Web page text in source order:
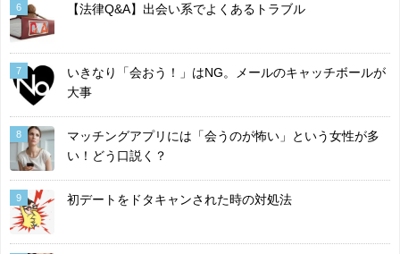
6 【法律Q&A】出会い系でよくあるトラブル
7
いきなり「会おう！」はNG。メールのキャッチボールが
大事
8
マッチングアプリには「会うのが怖い」という女性が多
い！どう口説く？
9 初デートをドタキャンされた時の対処法